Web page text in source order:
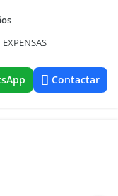
Contactar